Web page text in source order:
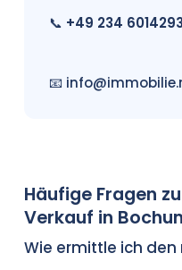
📞 +49 234
📧
Häufige Fragen
Verkauf in
Wie ermittle ich